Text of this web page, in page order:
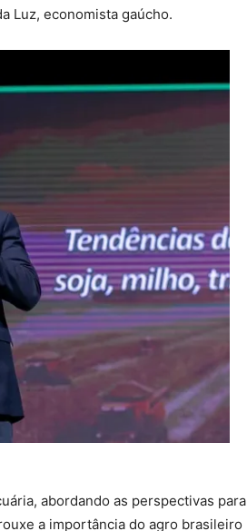
Luz, economista gaúcho.
abordando as perspectivas para
a importância do agro brasileiro